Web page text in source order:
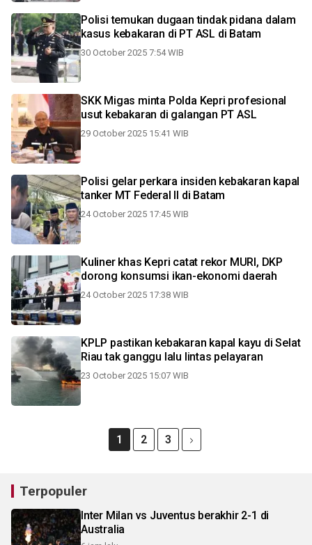
Polisi temukan dugaan tindak pidana dalam
kasus kebakaran di PT ASL di Batam
30 October 2025 7:54 WIB
SKK Migas minta Polda Kepri profesional
usut kebakaran di galangan PT ASL
29 October 2025 15:41 WIB
Polisi gelar perkara insiden kebakaran kapal
tanker MT Federal II di Batam
24 October 2025 17:45 WIB
Kuliner khas Kepri catat rekor MURI, DKP
dorong konsumsi ikan-ekonomi daerah
24 October 2025 17:38 WIB
KPLP pastikan kebakaran kapal kayu di Selat
Riau tak ganggu lalu lintas pelayaran
23 October 2025 15:07 WIB
1 2 3
Terpopuler
Inter Milan vs Juventus berakhir 2-1 di
Australia